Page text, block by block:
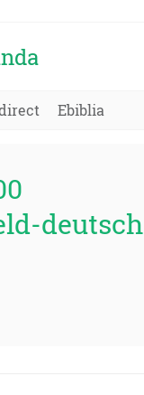
Ebiblia
deutsch